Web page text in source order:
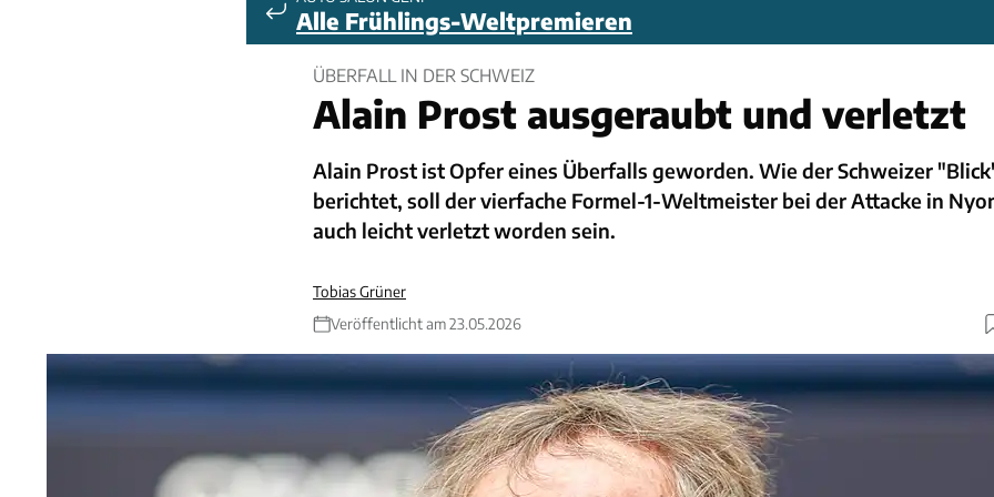
Alle Frühlings-Weltpremieren
ÜBERFALL IN DER SCHWEIZ
Alain Prost ausgeraubt und verletzt
Alain Prost ist Opfer eines Überfalls geworden. Wie der Schweizer
berichtet, soll der vierfache Formel-1-Weltmeister bei der Attacke in
auch leicht verletzt worden sein.
Tobias Grüner
Veröffentlicht am 23.05.2026